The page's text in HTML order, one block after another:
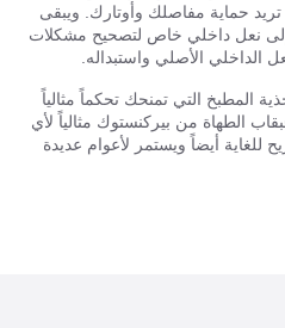
حماية مفاصلك وأوتارك. ويبقى
إلى نعل داخلي خاص لتصحيح مشكلات
الداخلي الأصلي واستبداله.
المطبخ التي تمنحك تحكماً مثالياً
الطهاة من بيركنستوك مثالياً لأي
أيضاً ويستمر لأعوام عديدة